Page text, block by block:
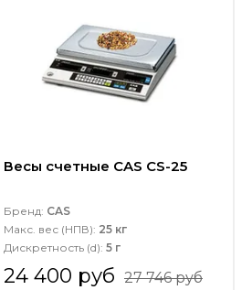
Весы счетные CAS CS-25
Бренд: CAS
Макс. вес (НПВ): 25 кг
Дискретность (d): 5 г
24 400 руб 27 746 руб